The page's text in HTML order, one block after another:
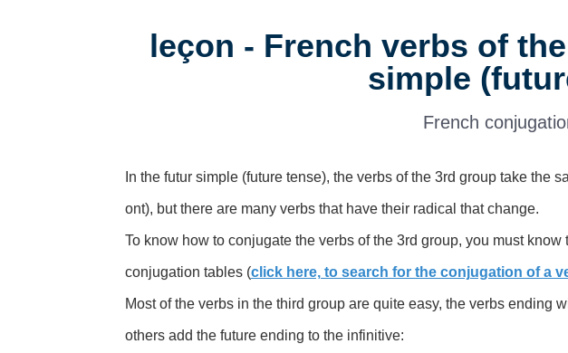
leçon - French verbs of
simple
French
In the futur simple (future tense), the verbs of the 3rd group take the
ont), but there are many verbs that have their radical that change.
To know how to conjugate the verbs of the 3rd group, you must
conjugation tables (click here, to search for the conjugation of a
Most of the verbs in the third group are quite easy, the verbs ending
others add the future ending to the infinitive: